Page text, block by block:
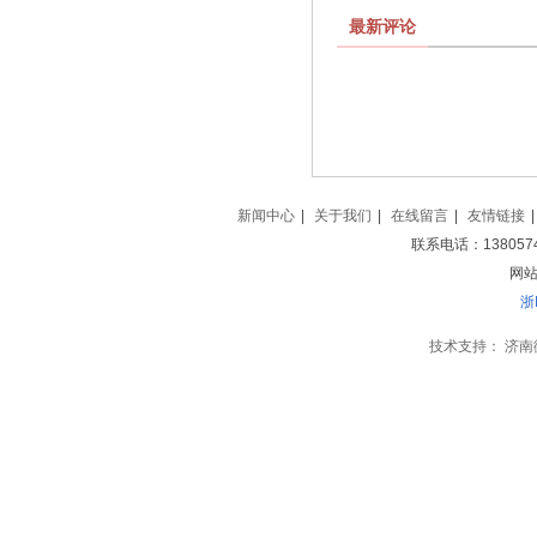
最新评论
新闻中心 关于我们 在线留言 友情链接
联系电话：
网
技术支持： 济南